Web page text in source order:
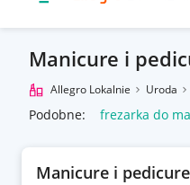
Manicure i
Allegro Lokalnie Uroda
Podobne: frezarka do
Manicure i pedicure